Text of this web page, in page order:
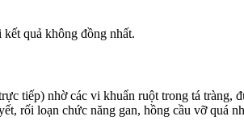
quả không đồng nhất.
tiếp) nhờ các vi khuẩn ruột trong tá tràng,
rối loạn chức năng gan, hồng cầu vỡ quá